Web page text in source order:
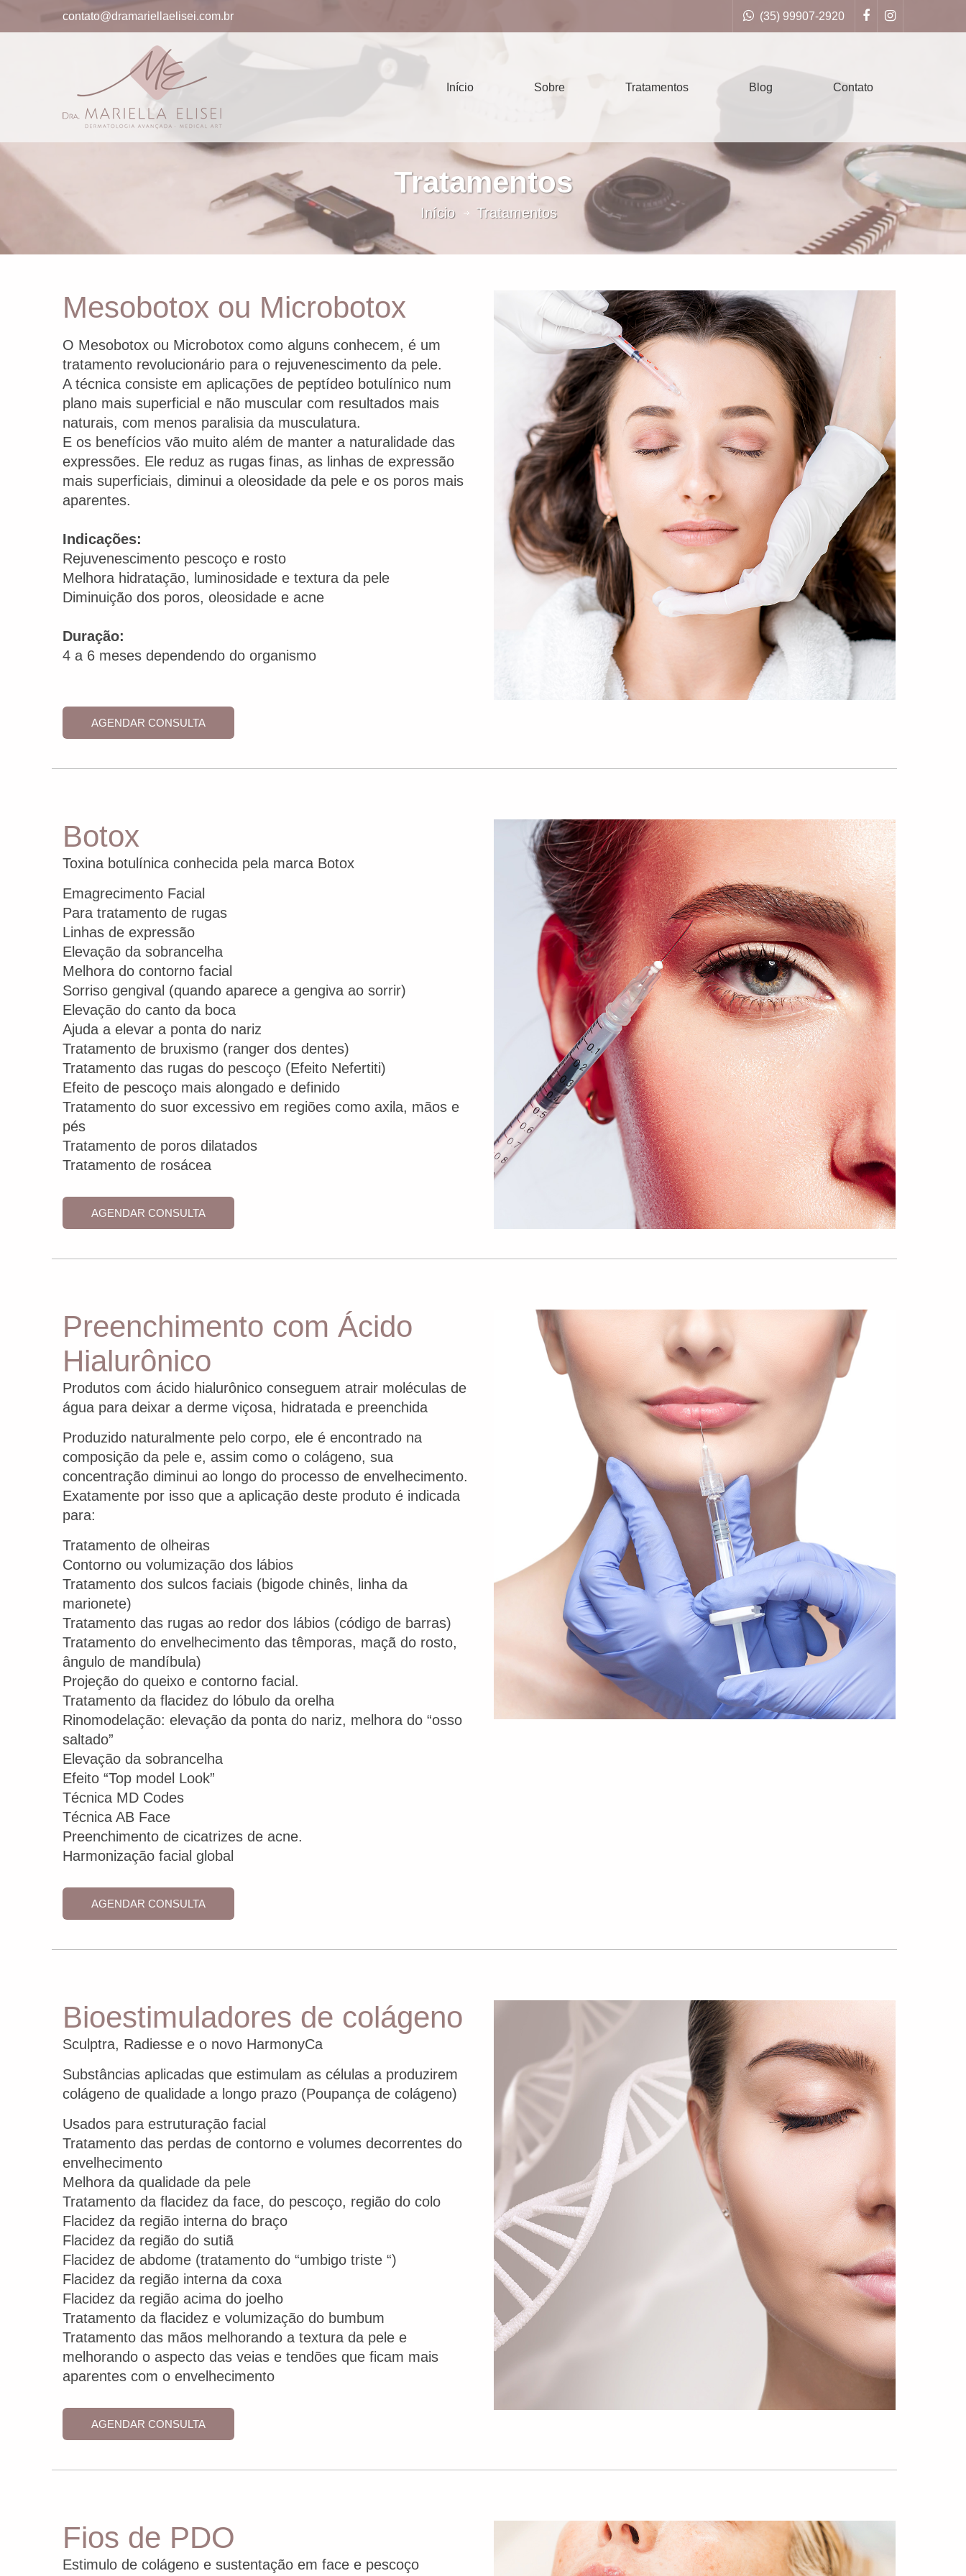
contato@dramariellaelisei.com.br (35) 99907-2920
Início Sobre Tratamentos Blog Contato
Tratamentos
Início Tratamentos
Mesobotox ou Microbotox
O Mesobotox ou Microbotox como alguns conhecem, é um
tratamento revolucionário para o rejuvenescimento da pele.
A técnica consiste em aplicações de peptídeo botulínico num
plano mais superficial e não muscular com resultados mais
naturais, com menos paralisia da musculatura.
E os benefícios vão muito além de manter a naturalidade das
expressões. Ele reduz as rugas finas, as linhas de expressão
mais superficiais, diminui a oleosidade da pele e os poros mais
aparentes.
Indicações:
Rejuvenescimento pescoço e rosto
Melhora hidratação, luminosidade e textura da pele
Diminuição dos poros, oleosidade e acne
Duração:
4 a 6 meses dependendo do organismo
AGENDAR CONSULTA
Botox
Toxina botulínica conhecida pela marca Botox
Emagrecimento Facial
Para tratamento de rugas
Linhas de expressão
Elevação da sobrancelha
Melhora do contorno facial
Sorriso gengival (quando aparece a gengiva ao sorrir)
Elevação do canto da boca
Ajuda a elevar a ponta do nariz
Tratamento de bruxismo (ranger dos dentes)
Tratamento das rugas do pescoço (Efeito Nefertiti)
Efeito de pescoço mais alongado e definido
Tratamento do suor excessivo em regiões como axila, mãos e
pés
Tratamento de poros dilatados
Tratamento de rosácea
AGENDAR CONSULTA
Preenchimento com Ácido
Hialurônico
Produtos com ácido hialurônico conseguem atrair moléculas de
água para deixar a derme viçosa, hidratada e preenchida
Produzido naturalmente pelo corpo, ele é encontrado na
composição da pele e, assim como o colágeno, sua
concentração diminui ao longo do processo de envelhecimento.
Exatamente por isso que a aplicação deste produto é indicada
para:
Tratamento de olheiras
Contorno ou volumização dos lábios
Tratamento dos sulcos faciais (bigode chinês, linha da
marionete)
Tratamento das rugas ao redor dos lábios (código de barras)
Tratamento do envelhecimento das têmporas, maçã do rosto,
ângulo de mandíbula)
Projeção do queixo e contorno facial.
Tratamento da flacidez do lóbulo da orelha
Rinomodelação: elevação da ponta do nariz, melhora do “osso
saltado”
Elevação da sobrancelha
Efeito “Top model Look”
Técnica MD Codes
Técnica AB Face
Preenchimento de cicatrizes de acne.
Harmonização facial global
AGENDAR CONSULTA
Bioestimuladores de colágeno
Sculptra, Radiesse e o novo HarmonyCa
Substâncias aplicadas que estimulam as células a produzirem
colágeno de qualidade a longo prazo (Poupança de colágeno)
Usados para estruturação facial
Tratamento das perdas de contorno e volumes decorrentes do
envelhecimento
Melhora da qualidade da pele
Tratamento da flacidez da face, do pescoço, região do colo
Flacidez da região interna do braço
Flacidez da região do sutiã
Flacidez de abdome (tratamento do “umbigo triste “)
Flacidez da região interna da coxa
Flacidez da região acima do joelho
Tratamento da flacidez e volumização do bumbum
Tratamento das mãos melhorando a textura da pele e
melhorando o aspecto das veias e tendões que ficam mais
aparentes com o envelhecimento
AGENDAR CONSULTA
Fios de PDO
Estimulo de colágeno e sustentação em face e pescoço